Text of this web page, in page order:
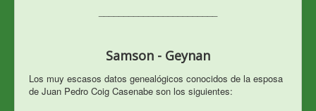
Samson - Geynan
Los muy escasos datos genealógicos conocidos de la esposa
de Juan Pedro Coig Casenabe son los siguientes: